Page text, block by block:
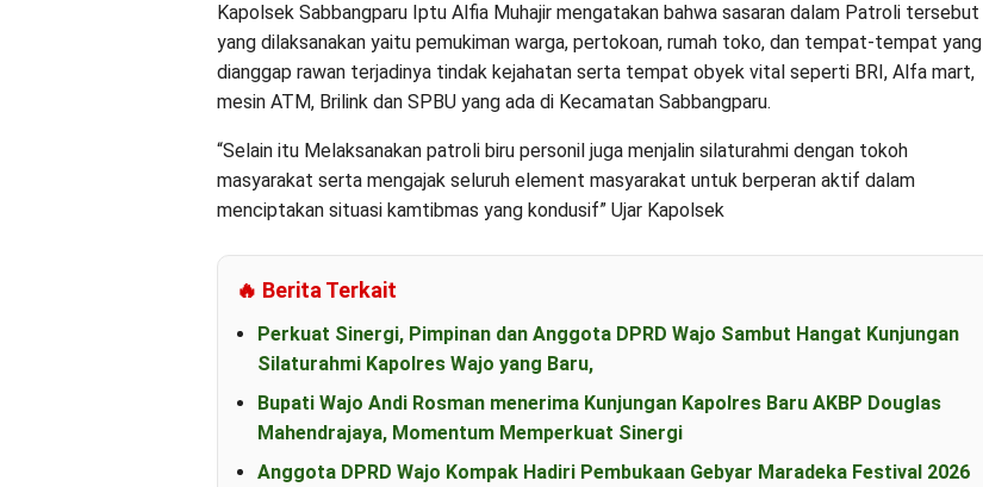
Kapolsek Sabbangparu Iptu Alfia Muhajir mengatakan bahwa sasaran dalam Patroli tersebut
yang dilaksanakan yaitu pemukiman warga, pertokoan, rumah toko, dan tempat-tempat yang
dianggap rawan terjadinya tindak kejahatan serta tempat obyek vital seperti BRI, Alfa mart,
mesin ATM, Brilink dan SPBU yang ada di Kecamatan Sabbangparu.
“Selain itu Melaksanakan patroli biru personil juga menjalin silaturahmi dengan tokoh
masyarakat serta mengajak seluruh element masyarakat untuk berperan aktif dalam
menciptakan situasi kamtibmas yang kondusif” Ujar Kapolsek
🔥 Berita Terkait
Perkuat Sinergi, Pimpinan dan Anggota DPRD Wajo Sambut Hangat Kunjungan
Silaturahmi Kapolres Wajo yang Baru,
Bupati Wajo Andi Rosman menerima Kunjungan Kapolres Baru AKBP Douglas
Mahendrajaya, Momentum Memperkuat Sinergi
Anggota DPRD Wajo Kompak Hadiri Pembukaan Gebyar Maradeka Festival 2026